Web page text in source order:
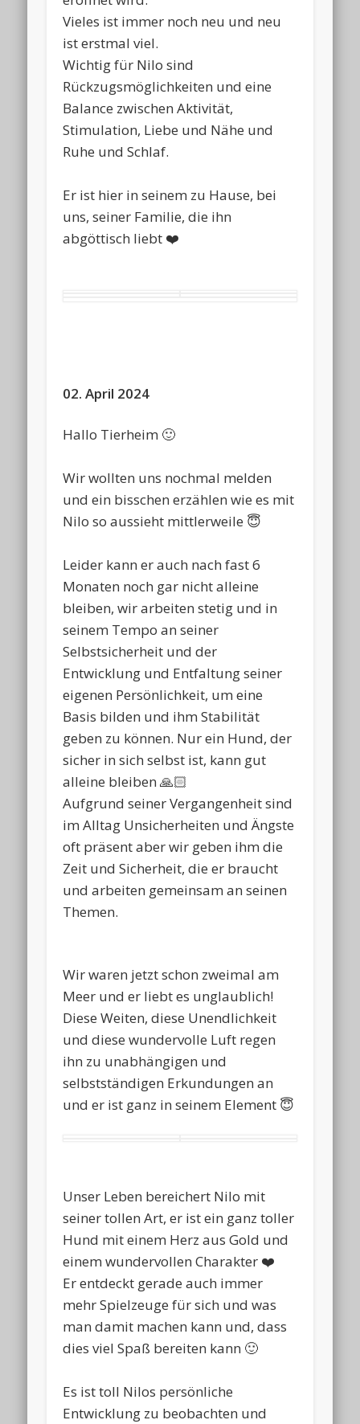
Vieles ist immer noch neu und neu
ist erstmal viel.
Wichtig für Nilo sind
Rückzugsmöglichkeiten und eine
Balance zwischen Aktivität,
Stimulation, Liebe und Nähe und
Ruhe und Schlaf.
Er ist hier in seinem zu Hause, bei
uns, seiner Familie, die ihn
abgöttisch liebt ❤️
02. April 2024
Hallo Tierheim 🙂
Wir wollten uns nochmal melden
und ein bisschen erzählen wie es mit
Nilo so aussieht mittlerweile 😇
Leider kann er auch nach fast 6
Monaten noch gar nicht alleine
bleiben, wir arbeiten stetig und in
seinem Tempo an seiner
Selbstsicherheit und der
Entwicklung und Entfaltung seiner
eigenen Persönlichkeit, um eine
Basis bilden und ihm Stabilität
geben zu können. Nur ein Hund, der
sicher in sich selbst ist, kann gut
alleine bleiben 🙏🏻
Aufgrund seiner Vergangenheit sind
im Alltag Unsicherheiten und Ängste
oft präsent aber wir geben ihm die
Zeit und Sicherheit, die er braucht
und arbeiten gemeinsam an seinen
Themen.
Wir waren jetzt schon zweimal am
Meer und er liebt es unglaublich!
Diese Weiten, diese Unendlichkeit
und diese wundervolle Luft regen
ihn zu unabhängigen und
selbstständigen Erkundungen an
und er ist ganz in seinem Element 😇
Unser Leben bereichert Nilo mit
seiner tollen Art, er ist ein ganz toller
Hund mit einem Herz aus Gold und
einem wundervollen Charakter ❤️
Er entdeckt gerade auch immer
mehr Spielzeuge für sich und was
man damit machen kann und, dass
dies viel Spaß bereiten kann 🙂
Es ist toll Nilos persönliche
Entwicklung zu beobachten und